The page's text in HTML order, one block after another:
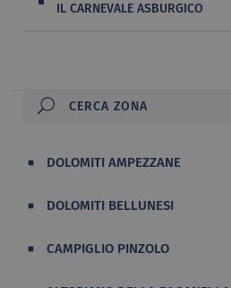
IL CARNEVALE ASBURGICO
DOLOMITI AMPEZZANE
DOLOMITI BELLUNESI
CAMPIGLIO PINZOLO